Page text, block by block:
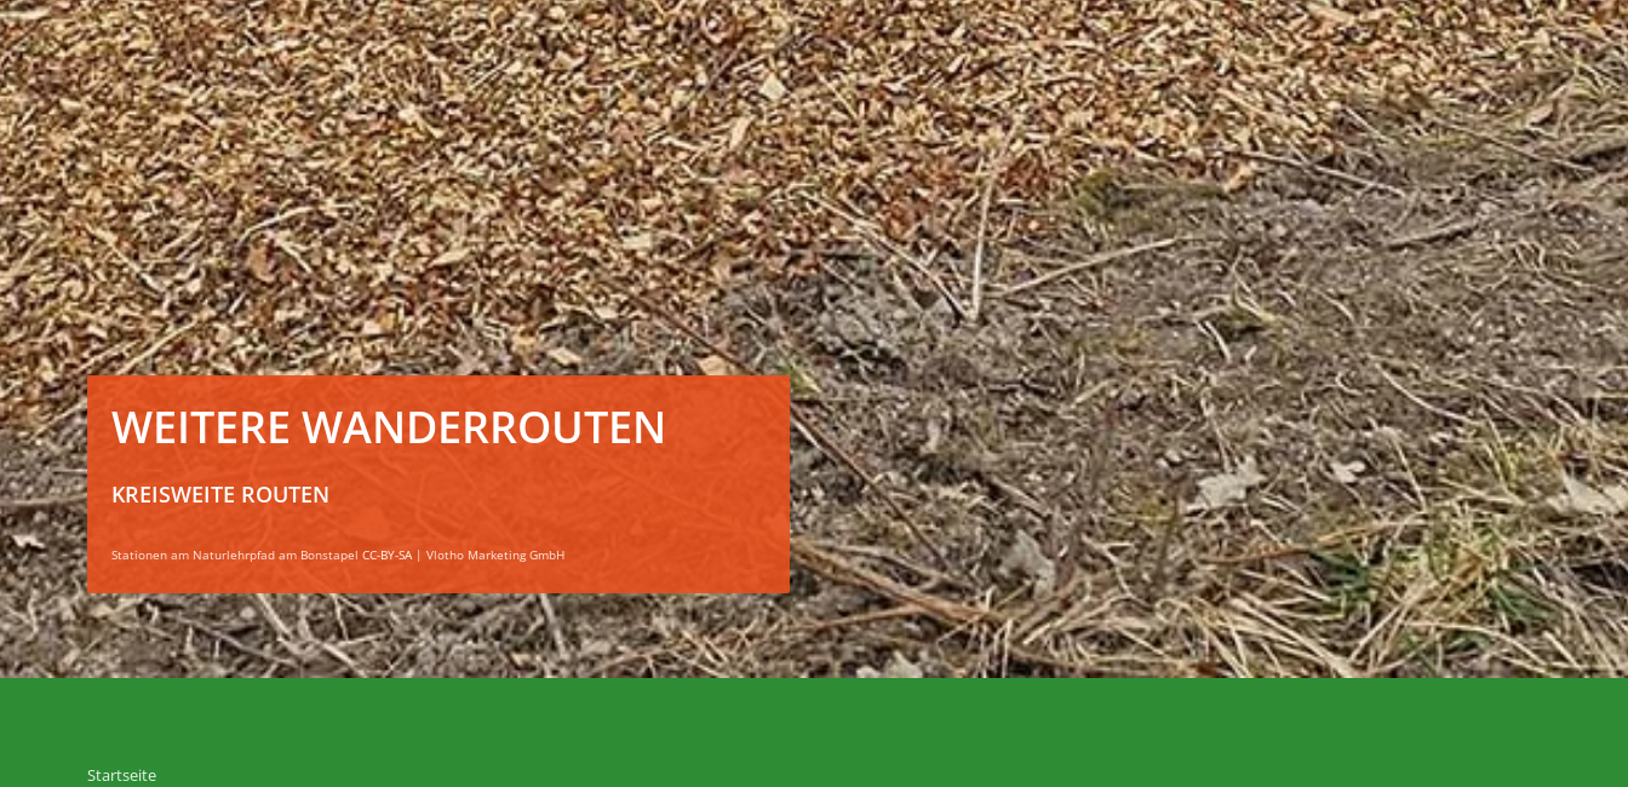
WEITERE WANDERROUTEN
KREISWEITE ROUTEN
Stationen am Naturlehrpfad am Bonstapel CC-BY-SA| Vlotho Marketing GmbH
Startseite